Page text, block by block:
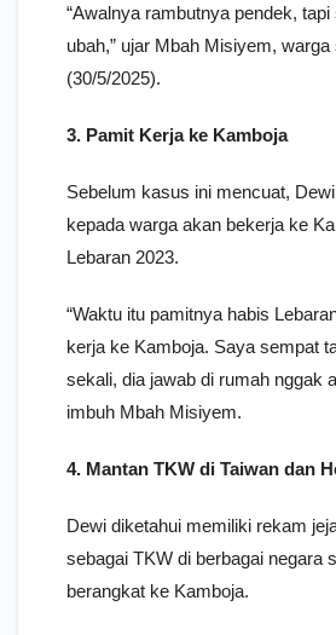
“Awalnya rambutnya pendek,
ubah,” ujar Mbah Misiyem,
(30/5/2025).
3. Pamit Kerja ke Kamboja
Sebelum kasus ini mencuat,
kepada warga akan bekerja ke
Lebaran 2023.
“Waktu itu pamitnya habis
kerja ke Kamboja. Saya sempat
sekali, dia jawab di rumah nggak
imbuh Mbah Misiyem.
4. Mantan TKW di Taiwan dan
Dewi diketahui memiliki rekam
sebagai TKW di berbagai negara
berangkat ke Kamboja.